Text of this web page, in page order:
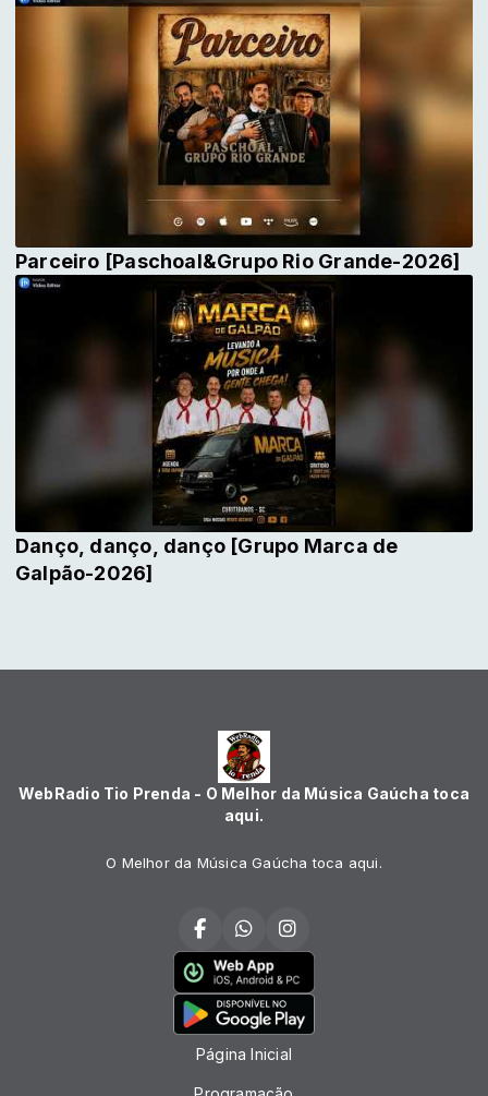
Parceiro [Paschoal&Grupo Rio Grande-2026]
Danço, danço, danço [Grupo Marca de
Galpão-2026]
WebRadio Tio Prenda - O Melhor da Música Gaúcha toca
aqui.
O Melhor da Música Gaúcha toca aqui.
Página Inicial